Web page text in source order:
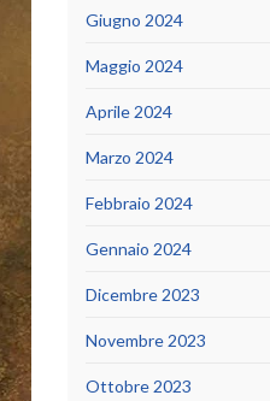
Giugno 2024
Maggio 2024
Aprile 2024
Marzo 2024
Febbraio 2024
Gennaio 2024
Dicembre 2023
Novembre 2023
Ottobre 2023